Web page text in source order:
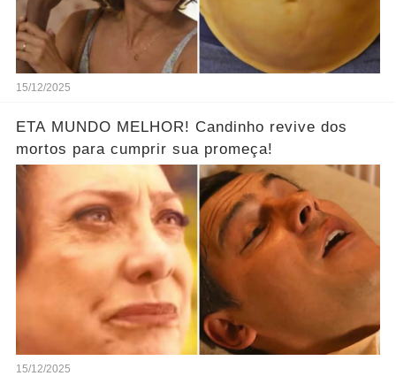
15/12/2025
ETA MUNDO MELHOR! Candinho revive dos
mortos para cumprir sua promeça!
15/12/2025